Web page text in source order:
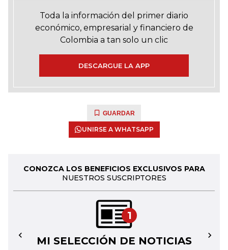
Toda la información del primer diario
económico, empresarial y financiero de
Colombia a tan solo un clic
DESCARGUE LA APP
GUARDAR
UNIRSE A WHATSAPP
CONOZCA LOS BENEFICIOS EXCLUSIVOS PARA
NUESTROS SUSCRIPTORES
1
MI SELECCIÓN DE NOTICIAS
← →